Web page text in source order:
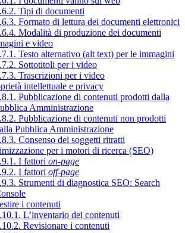
Tipi di documenti
Formato di lettura dei documenti elettronici
Modalità di produzione dei documenti
e video
Testo alternativo (alt text) per le immagini
Sottotitoli per i video
Trascrizioni per i video
intellettuale e privacy
Pubblicazione di contenuti prodotti dalla
Amministrazione
Pubblicazione di contenuti non prodotti
Pubblica Amministrazione
Consenso dei soggetti ritratti
per i motori di ricerca (SEO)
I fattori on-page
I fattori off-page
Strumenti di diagnostica SEO: Search
i contenuti
L’inventario dei contenuti
Revisionare i contenuti